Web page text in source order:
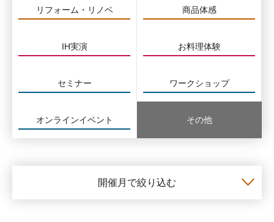
リフォーム・リノベ 商品体感
IH実演 お料理体験
セミナー ワークショップ
オンラインイベント その他
開催月で絞り込む